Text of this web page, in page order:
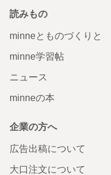
読みもの
minneとものづくりと
minne学習帖
ニュース
minneの本
企業の方へ
広告出稿について
大口注文について